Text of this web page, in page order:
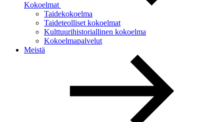
Kokoelmat
Taidekokoelma
Taideteolliset kokoelmat
Kulttuurihistoriallinen kokoelma
Kokoelmapalvelut
Meistä